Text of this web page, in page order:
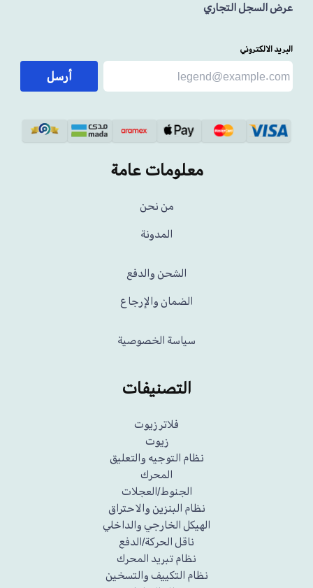
عرض السجل التجاري
البريد الالكتروني
أرسل
معلومات عامة
من نحن
المدونة
الشحن والدفع
الضمان والإرجاع
سياسة الخصوصية
التصنيفات
فلاتر زيوت
زيوت
نظام التوجيه والتعليق
المحرك
الجنوط/العجلات
نظام البنزين والاحتراق
الهيكل الخارجي والداخلي
ناقل الحركة/الدفع
نظام تبريد المحرك
نظام التكييف والتسخين